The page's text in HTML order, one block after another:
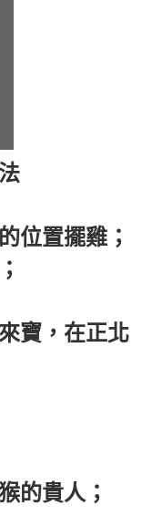
位置擺雞；
寶，在正北
的貴人；